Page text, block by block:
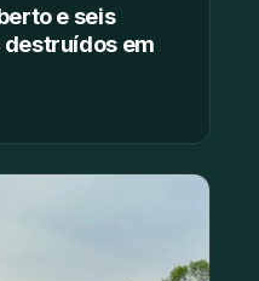
e seis
em